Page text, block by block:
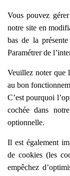
Vous pouvez
notre site en
bas de la
Paramétrer de
Veuillez noter que
au bon
C’est pourquoi
cochée dans
optionnelle.
Il est également
de cookies (les
empêchez